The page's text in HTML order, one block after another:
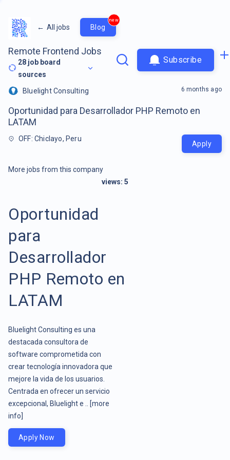
← All jobs Blog
new
Remote Frontend Jobs
28 job board
sources
Subscribe
Bluelight Consulting
Oportunidad para Desarrollador PHP Remoto en
LATAM
OFF: Chiclayo, Peru
6 months ago
Apply
More jobs from this company
views: 5
Oportunidad
para
Desarrollador
PHP Remoto en
LATAM
Bluelight Consulting es una
destacada consultora de
software comprometida con
crear tecnología innovadora que
mejore la vida de los usuarios.
Centrada en ofrecer un servicio
excepcional, Bluelight e ..
[more
info]
Apply Now